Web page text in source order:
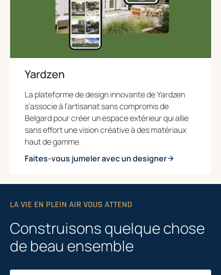
Yardzen
La plateforme de design innovante de Yardzen
s’associe à l’artisanat sans compromis de
Belgard pour créer un espace extérieur qui allie
sans effort une vision créative à des matériaux
haut de gamme.
Faites-vous jumeler avec un designer
LA VIE EN PLEIN AIR VOUS ATTEND
Construisons quelque chose
de beau ensemble